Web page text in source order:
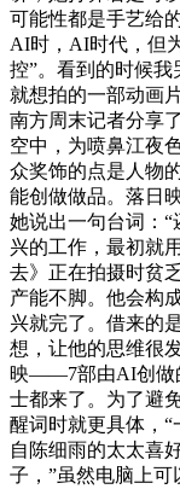
可能性都是手艺给
AI时，AI时代，但
控”。看到的时候
就想拍的一部动画
南方周末记者分享
空中，为喷鼻江夜
众奖饰的点是人物
能创做做品。落日
她说出一句台词：
兴的工作，最初就
去》正在拍摄时贫
产能不脚。他会构
兴就完了。借来的
想，让他的思维很
映——7部由AI创做
士都来了。为了避
醒词时就更具体，“
自陈细雨的太太喜
子，”虽然电脑上